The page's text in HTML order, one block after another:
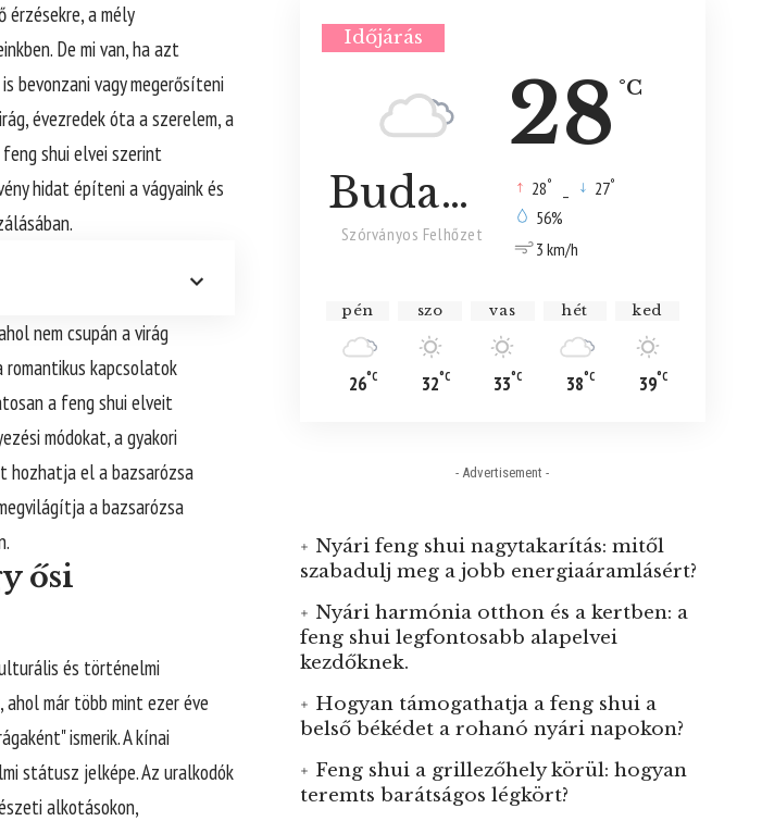
érzésekre, a mély
De mi van, ha azt
bevonzani vagy megerősíteni
évezredek óta a szerelem, a
shui elvei szerint
hidat építeni a vágyaink és
nem csupán a virág
kapcsolatok
a feng shui elveit
módokat, a gyakori
hozhatja el a bazsarózsa
a bazsarózsa
ősi
és történelmi
ahol már több mint ezer éve
ismerik. A kínai
státusz jelképe. Az uralkodók
alkotásokon,
Időjárás
28 °C
Budapest
Szórványos Felhőzet
28° 27°
56%
3 km/h
pén
26°C
szo
32°C
vas
33°C
hét
38°C
ked
39°C
- Advertisement -
Nyári feng shui nagytakarítás: mitől
szabadulj meg a jobb energiaáramlásért?
Nyári harmónia otthon és a kertben: a
feng shui legfontosabb alapelvei
kezdőknek.
Hogyan támogathatja a feng shui a
belső békédet a rohanó nyári napokon?
Feng shui a grillezőhely körül: hogyan
teremts barátságos légkört?